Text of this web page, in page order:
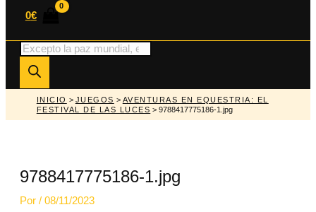
0€
Búsqueda
de
productos
INICIO > JUEGOS > AVENTURAS EN EQUESTRIA: EL
FESTIVAL DE LAS LUCES > 9788417775186-1.jpg
9788417775186-1.jpg
Por / 08/11/2023